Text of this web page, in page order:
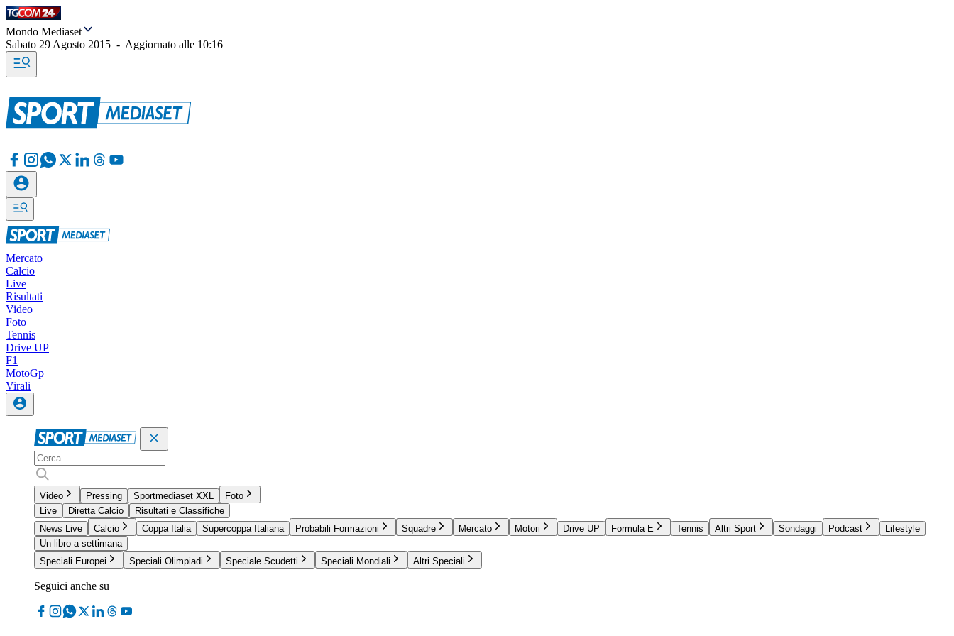
Mondo Mediaset
Sabato 29 Agosto 2015 - Aggiornato alle 10:16
Mercato
Calcio
Live
Risultati
Video
Foto
Tennis
Drive UP
F1
MotoGp
Virali
Video Pressing Sportmediaset XXL
Foto
Live
Diretta Calcio
Risultati e Classifiche
News Live
Calcio Coppa Italia Supercoppa Italiana Probabili Formazioni Squadre Mercato Motori Drive UP Formula E Tennis Altri Sport Sondaggi Podcast
Lifestyle
Un libro a settimana
Speciali Europei
Speciali Olimpiadi Speciale Scudetti Speciali Mondiali Altri Speciali
Seguici anche su